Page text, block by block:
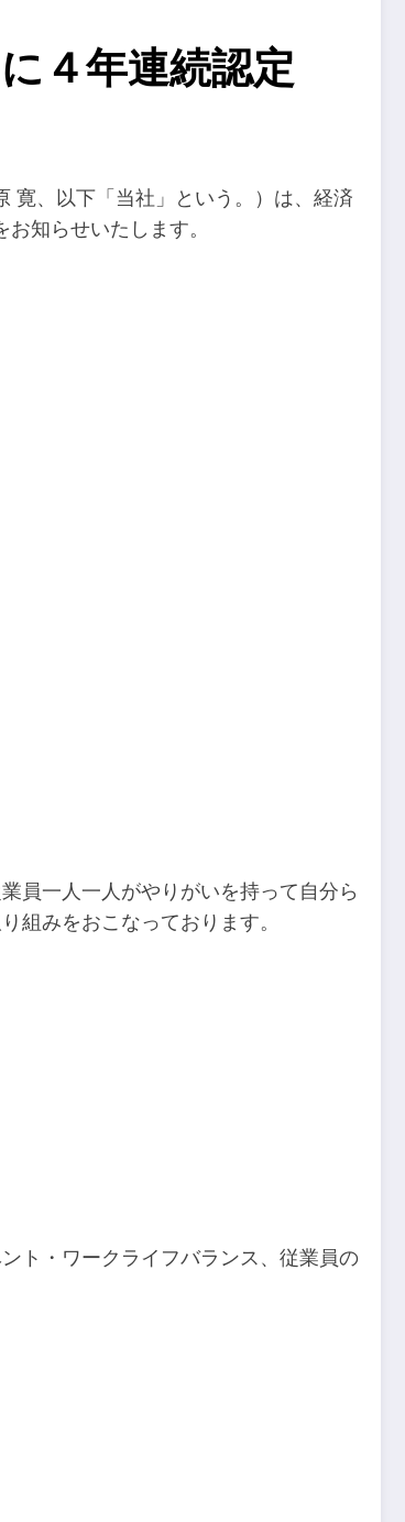
４年連続認定
寛、以下「当社」という。）は、経済
知らせいたします。
員一人一人がやりがいを持って自分ら
組みをおこなっております。
ト・ワークライフバランス、従業員の